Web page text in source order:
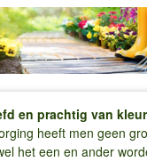
en prachtig van kleur
heeft men geen
het een en ander